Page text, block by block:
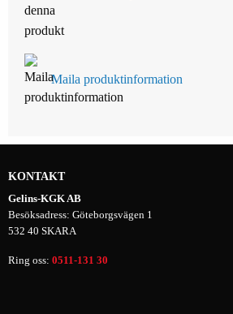
Maila produktinformation
KONTAKT
Gelins-KGK AB
Besöksadress: Göteborgsvägen 1
532 40 SKARA
Ring oss: 0511-131 30